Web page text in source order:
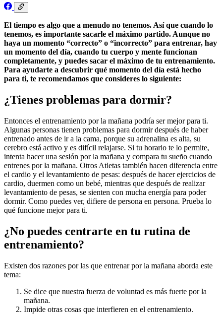
El tiempo es algo que a menudo no tenemos. Así que cuando lo
tenemos, es importante sacarle el máximo partido. Aunque no
haya un momento “correcto” o “incorrecto” para entrenar, hay
un momento del día, cuando tu cuerpo y mente funcionan
completamente, y puedes sacar el máximo de tu entrenamiento.
Para ayudarte a descubrir qué momento del día está hecho
para ti, te recomendamos que consideres lo siguiente:
¿Tienes problemas para dormir?
Entonces el entrenamiento por la mañana podría ser mejor para ti.
Algunas personas tienen problemas para dormir después de haber
entrenado antes de ir a la cama, porque su adrenalina es alta, su
cerebro está activo y es difícil relajarse. Si tu horario te lo permite,
intenta hacer una sesión por la mañana y compara tu sueño cuando
entrenes por la mañana. Otros Atletas también hacen diferencia entre
el cardio y el levantamiento de pesas: después de hacer ejercicios de
cardio, duermen como un bebé, mientras que después de realizar
levantamiento de pesas, se sienten con mucha energía para poder
dormir. Como puedes ver, difiere de persona en persona. Prueba lo
qué funcione mejor para ti.
¿No puedes centrarte en tu rutina de
entrenamiento?
Existen dos razones por las que entrenar por la mañana aborda este
tema:
Se dice que nuestra fuerza de voluntad es más fuerte por la
mañana.
Impide otras cosas que interfieren en el entrenamiento.